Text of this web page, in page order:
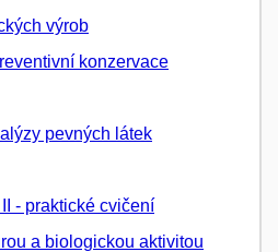
výrob
konzervace
pevných látek
- praktické cvičení
a biologickou aktivitou